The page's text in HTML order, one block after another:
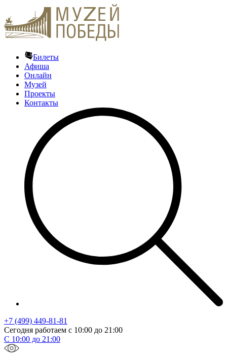
Билеты
Афиша
Онлайн
Музей
Проекты
Контакты
+7 (499) 449-81-81
Сегодня работаем с 10:00 до 21:00
С 10:00 до 21:00